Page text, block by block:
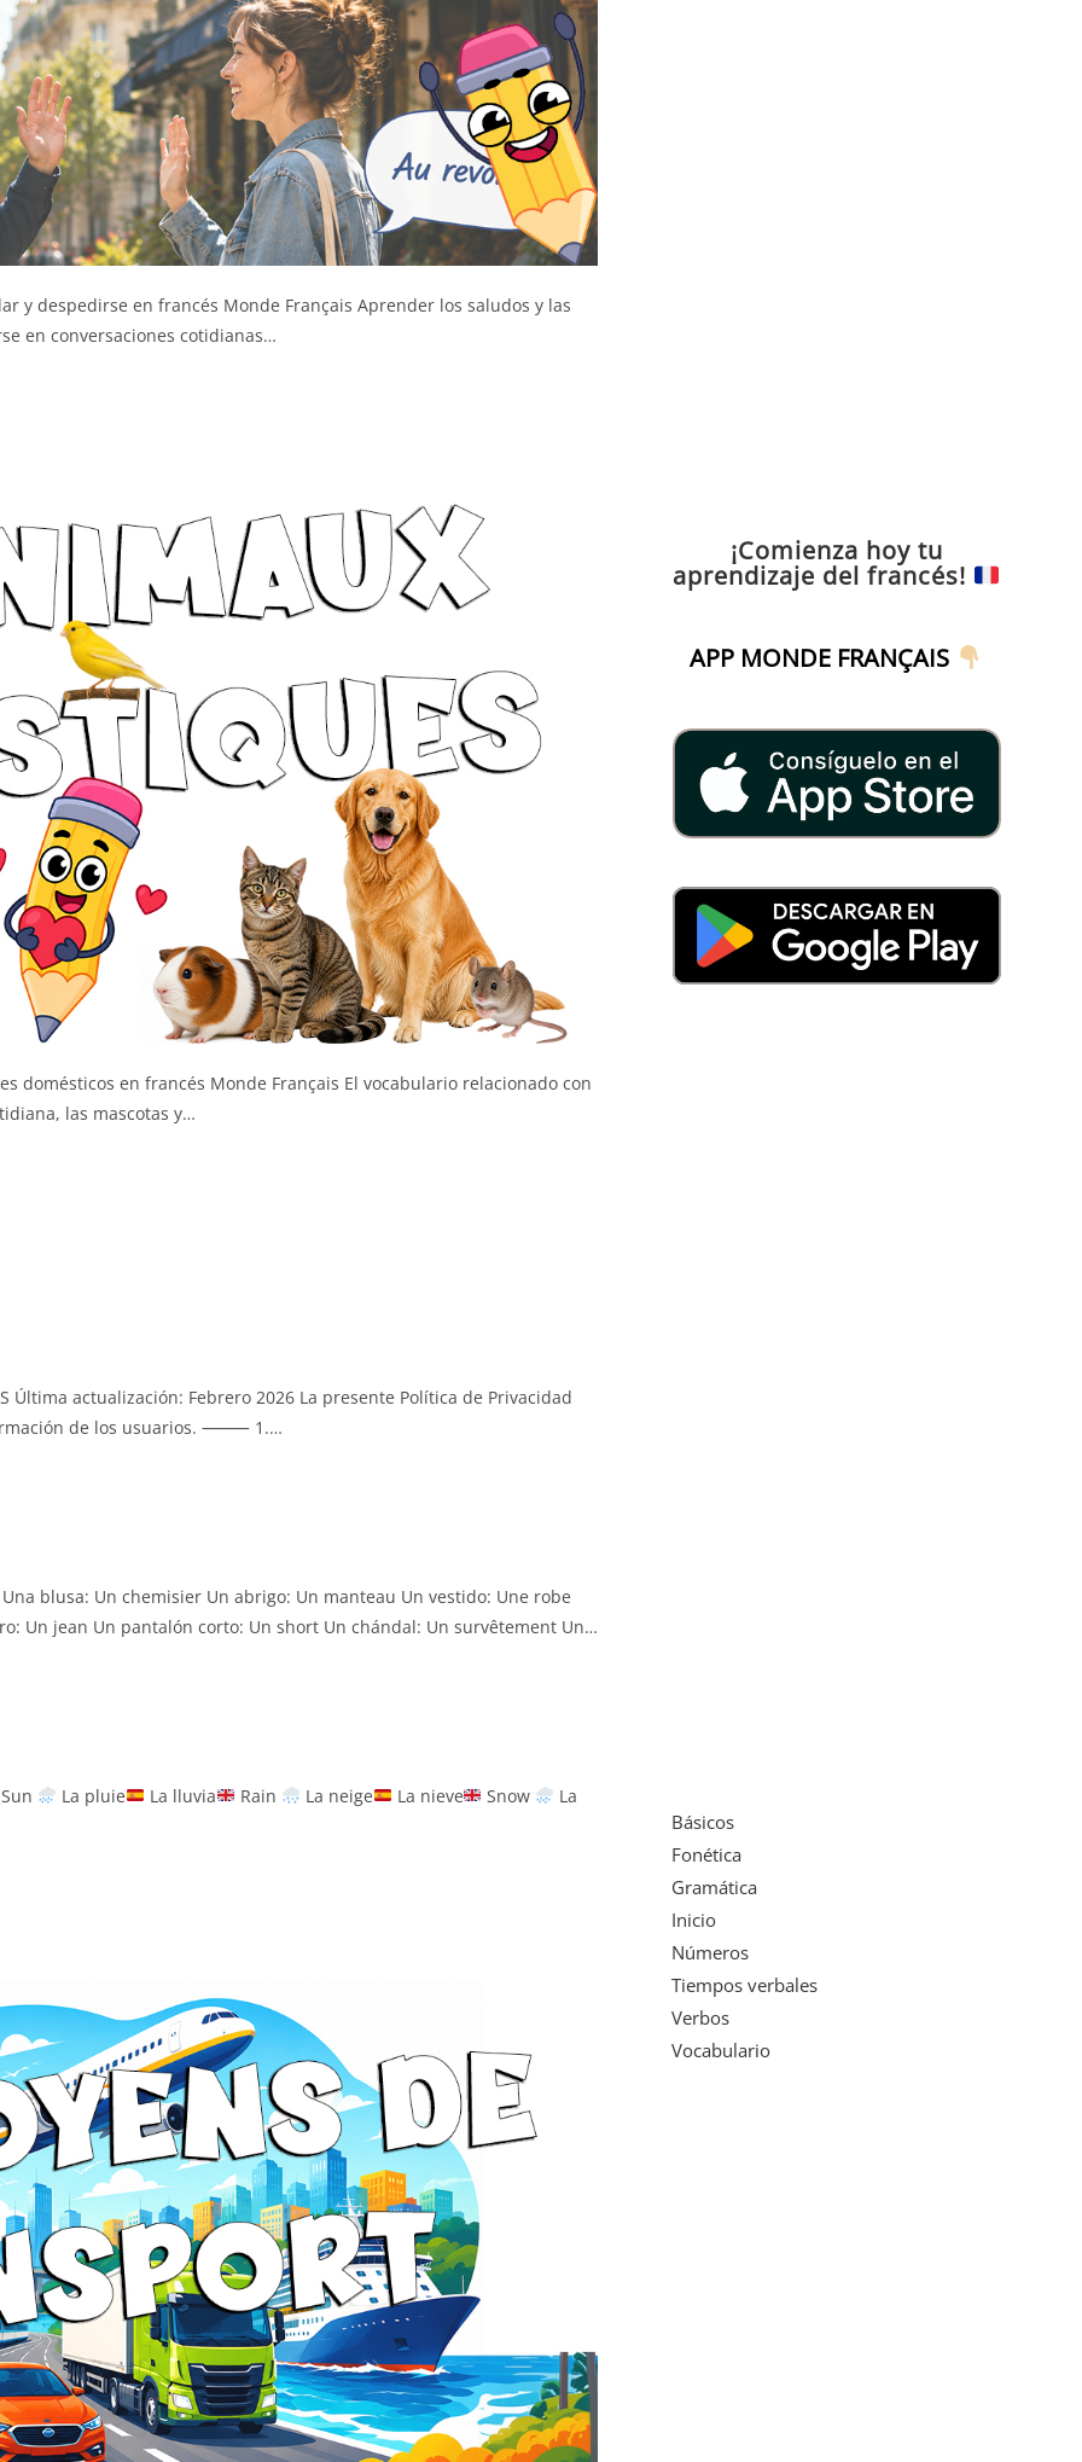
y despedirse en francés Monde Français Aprender los saludos y las
en conversaciones cotidianas…
domésticos en francés Monde Français El vocabulario relacionado con
las mascotas y…
Última actualización: Febrero 2026 La presente Política de Privacidad
de los usuarios. ⸻ 1.…
blusa: Un chemisier Un abrigo: Un manteau Un vestido: Une robe
Un jean Un pantalón corto: Un short Un chándal: Un survêtement Un…
La pluie La lluvia Rain La neige La nieve Snow La
¡Comienza hoy tu
aprendizaje del francés!
APP MONDE FRANÇAIS
Básicos
Fonética
Gramática
Inicio
Números
Tiempos verbales
Verbos
Vocabulario